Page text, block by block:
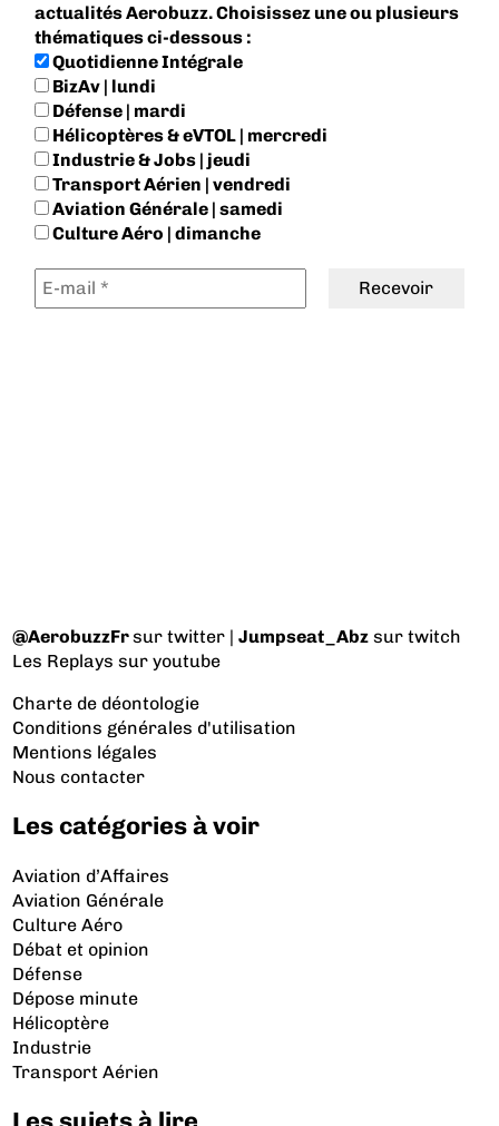
actualités Aerobuzz. Choisissez une ou plusieurs
thématiques ci-dessous :
Quotidienne Intégrale
BizAv | lundi
Défense | mardi
Hélicoptères & eVTOL | mercredi
Industrie & Jobs | jeudi
Transport Aérien | vendredi
Aviation Générale | samedi
Culture Aéro | dimanche
@AerobuzzFrsur twitter |Jumpseat_Abz sur twitch
Les Replays sur youtube
Charte de déontologie
Conditions générales d'utilisation
Mentions légales
Nous contacter
Les catégories à voir
Aviation d’Affaires
Aviation Générale
Culture Aéro
Débat et opinion
Défense
Dépose minute
Hélicoptère
Industrie
Transport Aérien